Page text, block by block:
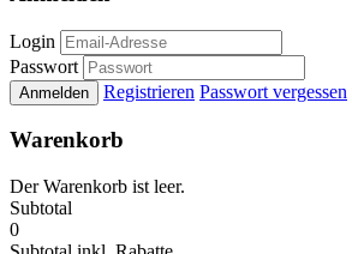
Login
Passwort
Anmelden Registrieren Passwort vergessen
Warenkorb
Der Warenkorb ist leer.
Subtotal
0